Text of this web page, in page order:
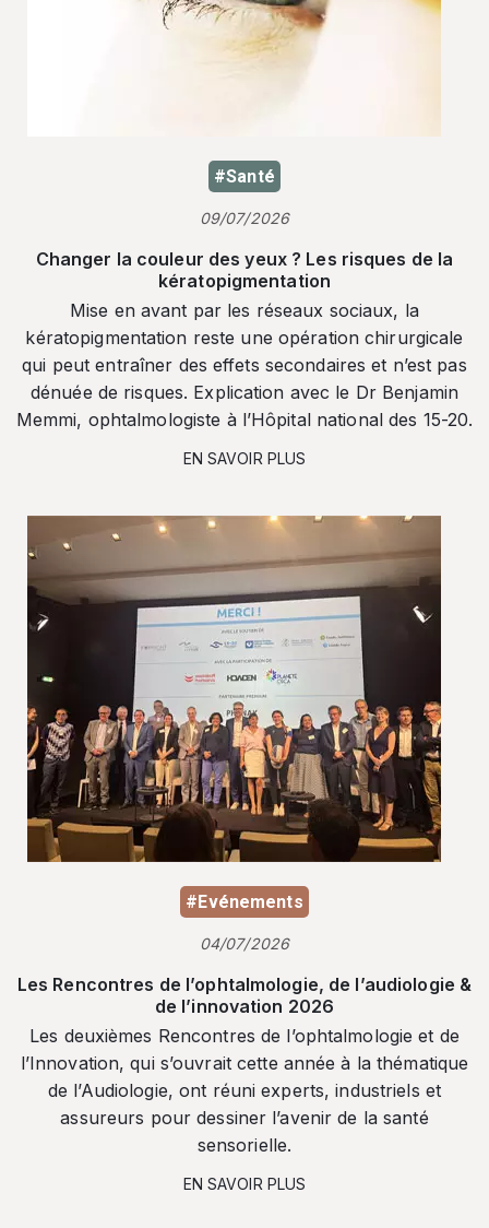
#Santé
09/07/2026
Changer la couleur des yeux ? Les risques de la
kératopigmentation
Mise en avant par les réseaux sociaux, la
kératopigmentation reste une opération chirurgicale
qui peut entraîner des effets secondaires et n’est pas
dénuée de risques. Explication avec le Dr Benjamin
Memmi, ophtalmologiste à l’Hôpital national des 15-20.
EN SAVOIR PLUS
#Evénements
04/07/2026
Les Rencontres de l’ophtalmologie, de l’audiologie &
de l’innovation 2026
Les deuxièmes Rencontres de l’ophtalmologie et de
l’Innovation, qui s’ouvrait cette année à la thématique
de l’Audiologie, ont réuni experts, industriels et
assureurs pour dessiner l’avenir de la santé
sensorielle.
EN SAVOIR PLUS